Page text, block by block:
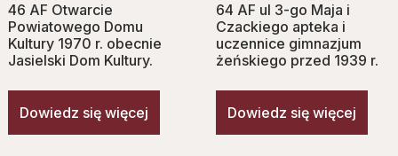
46 AF Otwarcie
Powiatowego Domu
Kultury 1970 r. obecnie
Jasielski Dom Kultury.
Dowiedz się więcej
64 AF ul 3-go Maja i
Czackiego apteka i
uczennice gimnazjum
żeńskiego przed 1939 r.
Dowiedz się więcej